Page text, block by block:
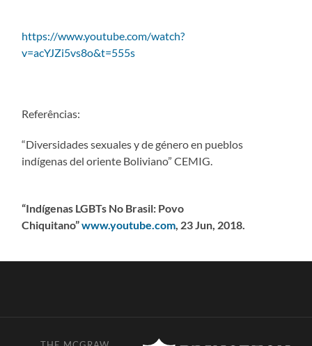
https://www.youtube.com/watch?
v=acYJZi5vs8o&t=555s
Referências:
“Diversidades sexuales y de género en pueblos
indígenas del oriente Boliviano” CEMIG.
“Indígenas LGBTs No Brasil: Povo
Chiquitano”www.youtube.com, 23 Jun, 2018.